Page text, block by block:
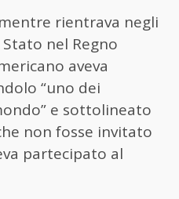
rientrava negli
nel Regno
aveva
“uno dei
e sottolineato
non fosse invitato
partecipato al